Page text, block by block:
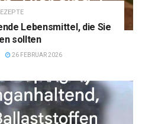
Lebensmittel, die Sie
sollten
26 FEBRUAR 2026